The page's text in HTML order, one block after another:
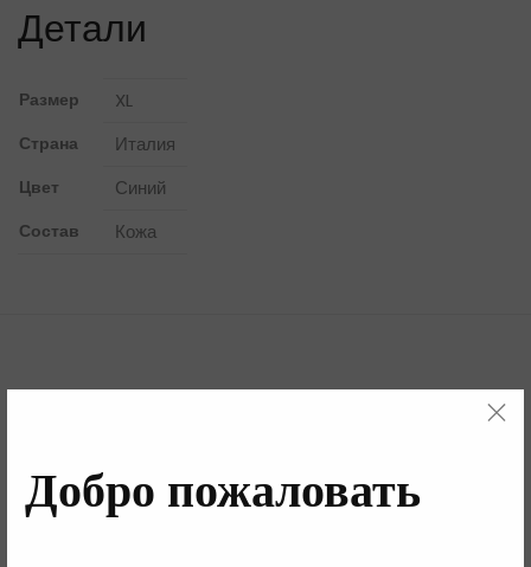
Добро пожаловать
Детали
Размер XL
Страна Италия
Цвет Синий
Состав Кожа